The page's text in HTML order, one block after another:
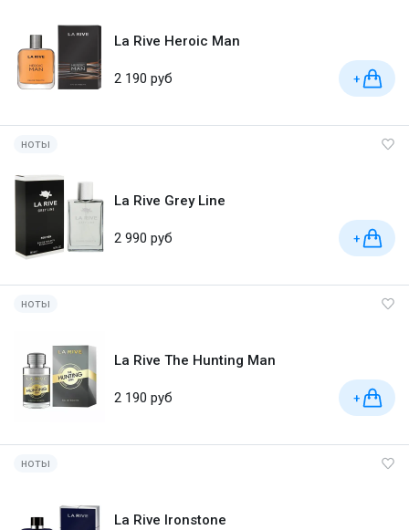
La Rive Heroic Man
2 190 руб +
ноты
La Rive Grey Line
2 990 руб +
ноты
La Rive The Hunting Man
2 190 руб +
ноты
La Rive Ironstone